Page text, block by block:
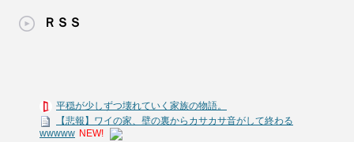
ＲＳＳ
平穏が少しずつ壊れていく家族の物語。
【悲報】ワイの家、壁の裏からカサカサ音がして終わる
wwwww NEW!